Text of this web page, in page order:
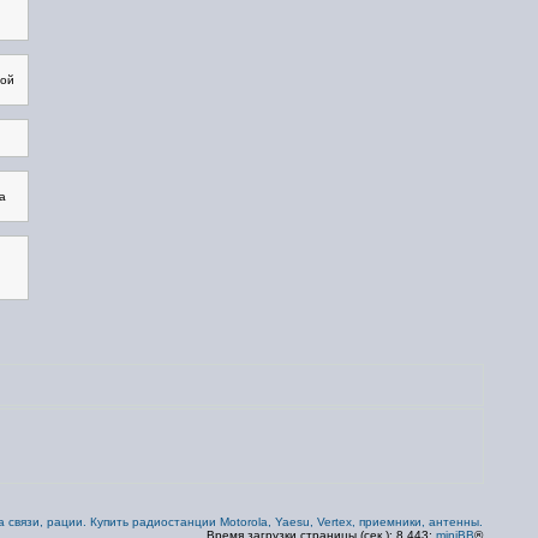
связи, рации. Купить радиостанции Motorola, Yaesu, Vertex, приемники, антенны.
Время загрузки страницы (сек.): 8.443; miniBB®